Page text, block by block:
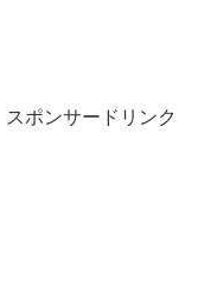
スポンサードリンク